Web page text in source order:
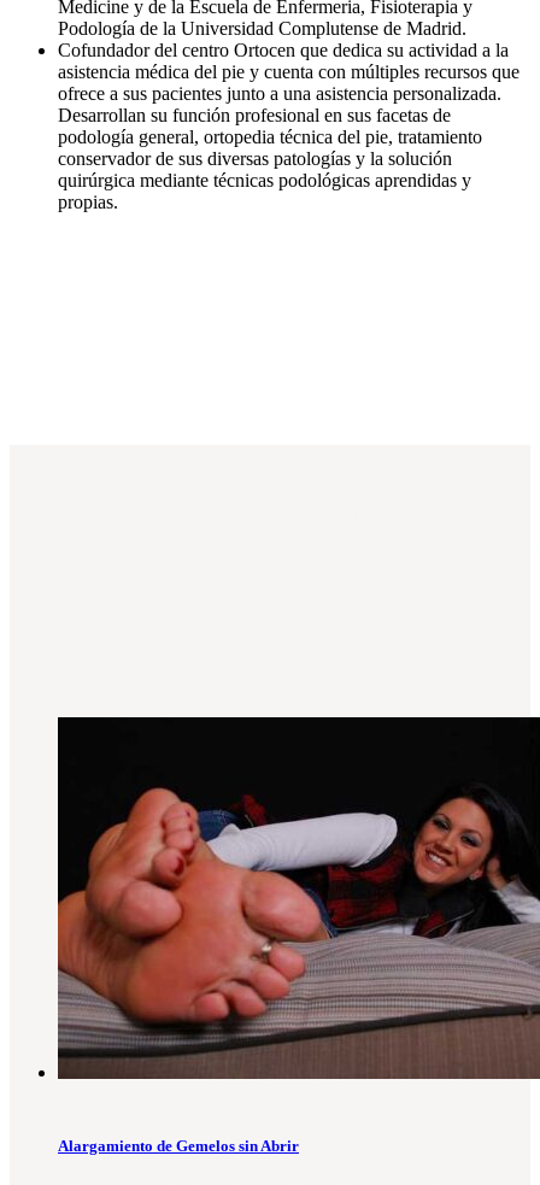
Medicine y de la Escuela de Enfermeria, Fisioterapia y
Podología de la Universidad Complutense de Madrid.
Cofundador del centro Ortocen que dedica su actividad a la
asistencia médica del pie y cuenta con múltiples recursos que
ofrece a sus pacientes junto a una asistencia personalizada.
Desarrollan su función profesional en sus facetas de
podología general, ortopedia técnica del pie, tratamiento
conservador de sus diversas patologías y la solución
quirúrgica mediante técnicas podológicas aprendidas y
propias.
Alargamiento de Gemelos sin Abrir